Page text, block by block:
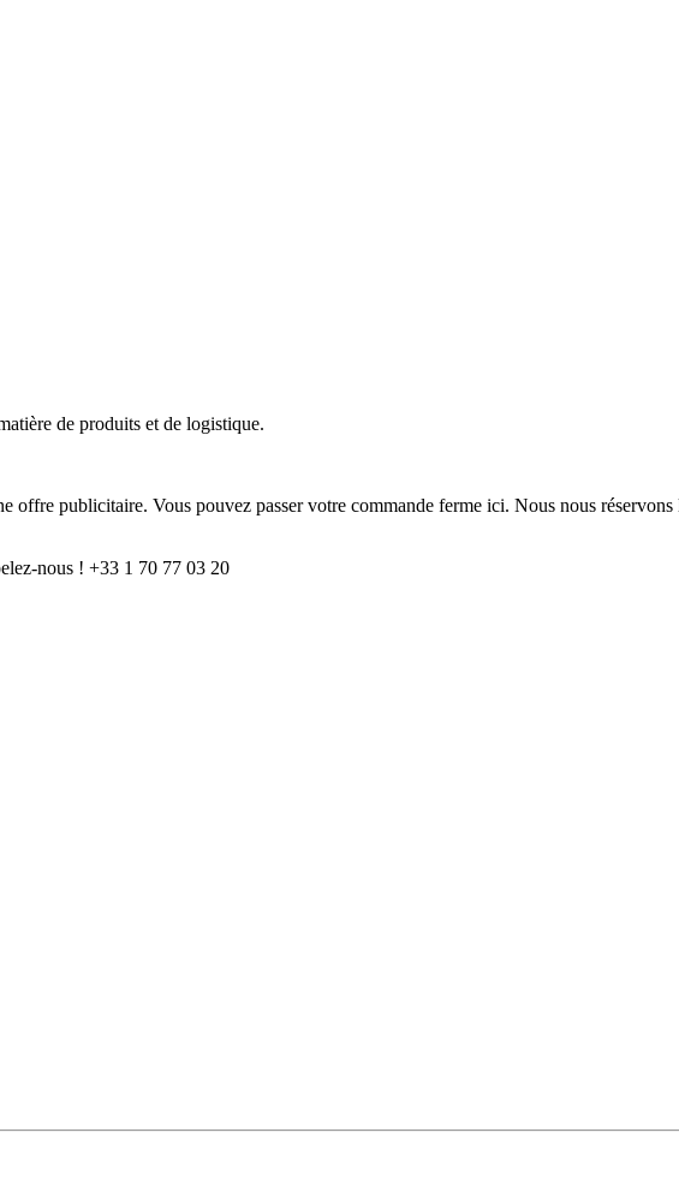
de produits et de logistique.
offre publicitaire. Vous pouvez passer votre commande ferme ici. Nous nous
nous ! +33 1 70 77 03 20